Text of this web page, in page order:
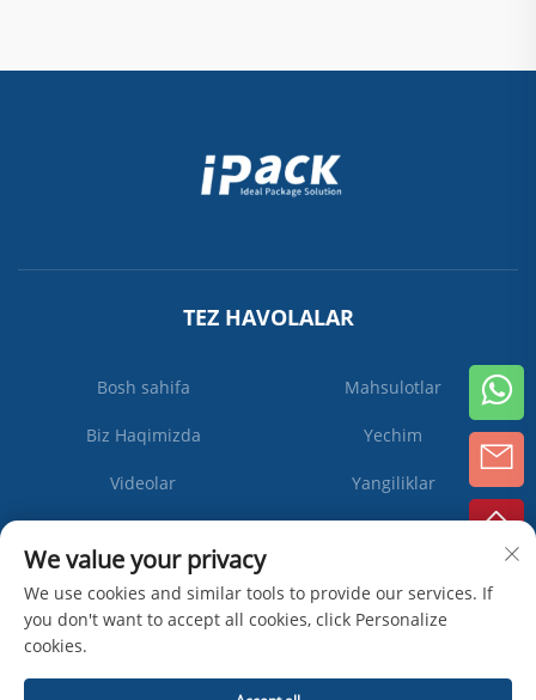
TEZ HAVOLALAR
Bosh sahifa Mahsulotlar
Biz Haqimizda Yechim
Videolar Yangiliklar
We value your privacy
We use cookies and similar tools to provide our services. If
you don't want to accept all cookies, click Personalize
cookies.